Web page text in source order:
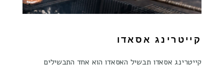
קייטרינג אסאדו
קייטרינג אסאדו תבשיל האסאדו הוא אחד התבשילים